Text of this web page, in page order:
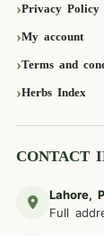
Privacy Policy
My account
Terms and
Herbs Index
CONTACT
Lahore,
Full